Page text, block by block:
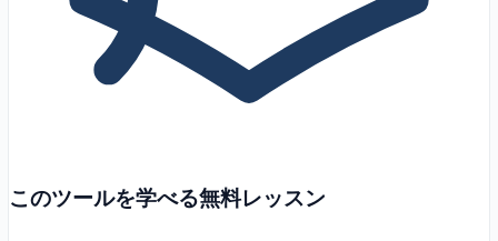
このツールを学べる無料レッスン